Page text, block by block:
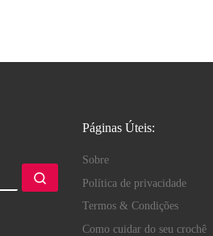
Páginas Úteis:
Sobre
Política de privacidade
Termos & Condições
Como cuidar do seu crochê